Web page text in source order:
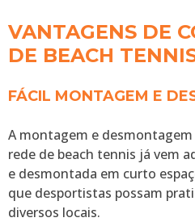
VANTAGENS DE
DE BEACH
FÁCIL MONTAGEM E
A montagem e
rede de beach tennis já vem
e desmontada em curto
que desportistas possam
diversos locais.